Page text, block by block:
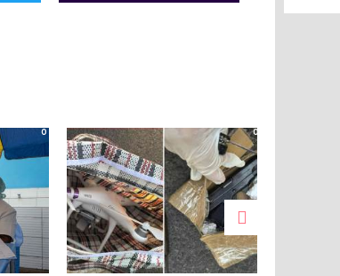
0 0